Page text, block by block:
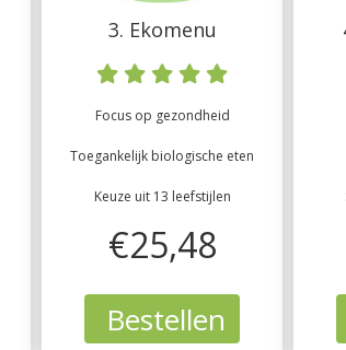
3. Ekomenu
Focus op gezondheid
Toegankelijk biologische eten
Keuze uit 13 leefstijlen
€25,48
Bestellen